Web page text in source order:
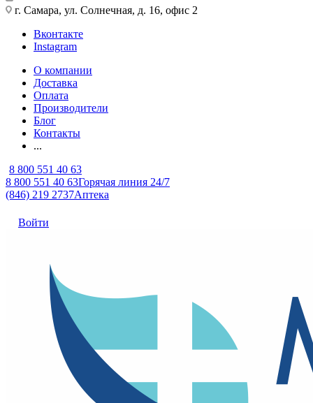
г. Самара, ул. Солнечная, д. 16, офис 2
Вконтакте
Instagram
О компании
Доставка
Оплата
Производители
Блог
Контакты
...
8 800 551 40 63
8 800 551 40 63Горячая линия 24/7
(846) 219 2737Аптека
Войти